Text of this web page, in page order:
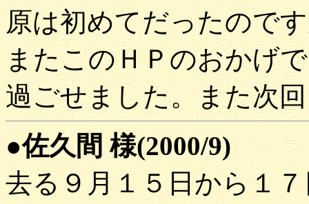
原は初めてだったので
またこのＨＰのおかげ
過ごせました。また次
●佐久間 様(2000/9)
去る９月１５日から１